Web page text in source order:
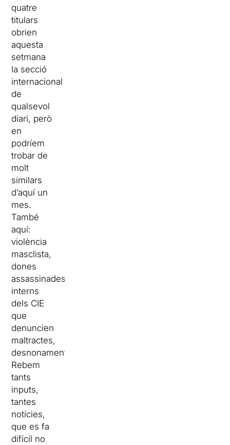
quatre
titulars
obrien
aquesta
setmana
la secció
internacional
de
qualsevol
diari, però
en
podríem
trobar de
molt
similars
d’aquí un
mes.
També
aquí:
violència
masclista,
dones
assassinades,
interns
dels CIE
que
denuncien
maltractes,
desnonaments…
Rebem
tants
inputs,
tantes
notícies,
que es fa
difícil no